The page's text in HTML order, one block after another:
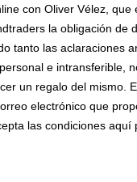
con Oliver Vélez,
la obligación de
tanto las aclaraciones
e intransferible,
un regalo del mismo.
electrónico que
las condiciones aquí